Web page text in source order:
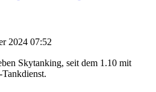
2024 07:52
Skytanking, seit dem 1.10 mit